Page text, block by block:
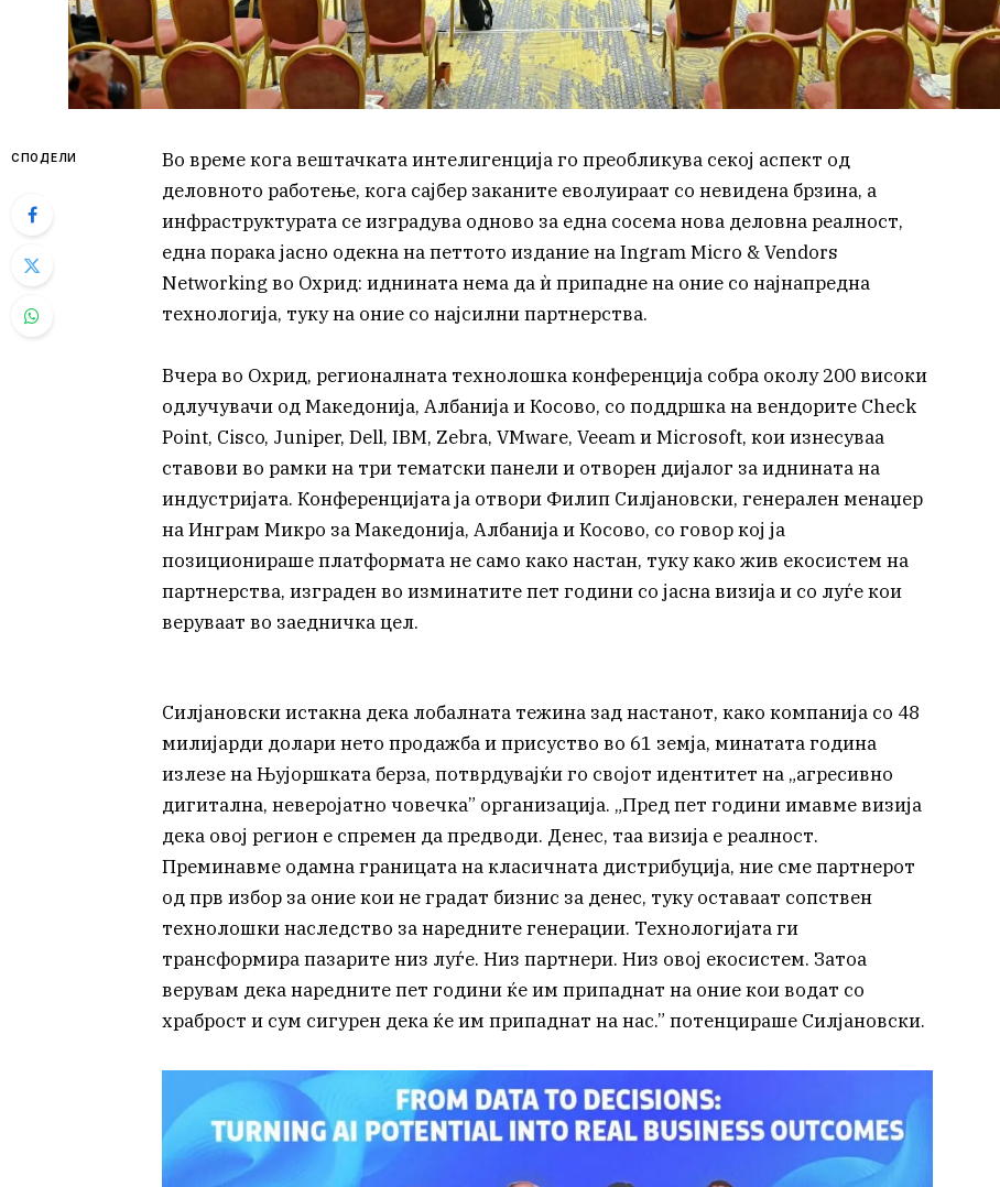
СПОДЕЛИ
Во време кога вештачката интелигенција го преобликува секој аспект од
деловното работење, кога сајбер заканите еволуираат со невидена брзина, а
инфраструктурата се изградува одново за една сосема нова деловна реалност,
една порака јасно одекна на петтото издание на Ingram Micro & Vendors
Networking во Охрид: иднината нема да ѝ припадне на оние со најнапредна
технологија, туку на оние со најсилни партнерства.
Вчера во Охрид, регионалната технолошка конференција собра околу 200 високи
одлучувачи од Македонија, Албанија и Косово, со поддршка на вендорите Check
Point, Cisco, Juniper, Dell, IBM, Zebra, VMware, Veeam и Microsoft, кои изнесуваа
ставови во рамки на три тематски панели и отворен дијалог за иднината на
индустријата. Конференцијата ја отвори Филип Силјановски, генерален менаџер
на Инграм Микро за Македонија, Албанија и Косово, со говор кој ја
позиционираше платформата не само како настан, туку како жив екосистем на
партнерства, изграден во изминатите пет години со јасна визија и со луѓе кои
веруваат во заедничка цел.
Силјановски истакна дека лобалната тежина зад настанот, како компанија со 48
милијарди долари нето продажба и присуство во 61 земја, минатата година
излезе на Њујоршката берза, потврдувајќи го својот идентитет на „агресивно
дигитална, неверојатно човечка” организација. „Пред пет години имавме визија
дека овој регион е спремен да предводи. Денес, таа визија е реалност.
Преминавме одамна границата на класичната дистрибуција, ние сме партнерот
од прв избор за оние кои не градат бизнис за денес, туку оставаат сопствен
технолошки наследство за наредните генерации. Технологијата ги
трансформира пазарите низ луѓе. Низ партнери. Низ овој екосистем. Затоа
верувам дека наредните пет години ќе им припаднат на оние кои водат со
храброст и сум сигурен дека ќе им припаднат на нас.” потенцираше Силјановски.